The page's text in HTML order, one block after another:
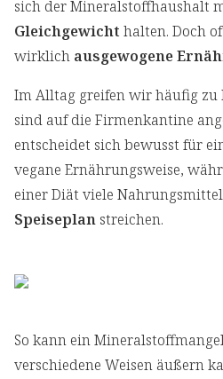
sich der Mineralstoffhaushalt
Gleichgewicht halten. Doch
wirklich ausgewogene
Im Alltag greifen wir häufig zu
sind auf die Firmenkantine
entscheidet sich bewusst für
vegane Ernährungsweise,
einer Diät viele
Speiseplan streichen.
So kann ein
verschiedene Weisen äußern